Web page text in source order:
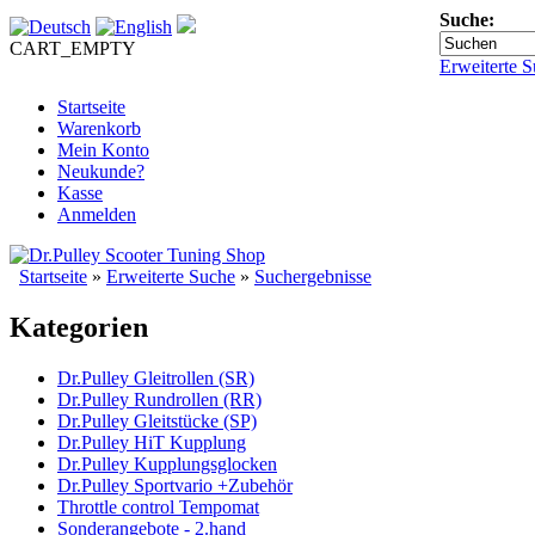
CART_EMPTY
Suche:
Erweiterte
Startseite
Warenkorb
Mein Konto
Neukunde?
Kasse
Anmelden
Startseite » Erweiterte Suche » Suchergebnisse
Kategorien
Dr.Pulley Gleitrollen (SR)
Dr.Pulley Rundrollen (RR)
Dr.Pulley Gleitstücke (SP)
Dr.Pulley HiT Kupplung
Dr.Pulley Kupplungsglocken
Dr.Pulley Sportvario +Zubehör
Throttle control Tempomat
Sonderangebote - 2.hand